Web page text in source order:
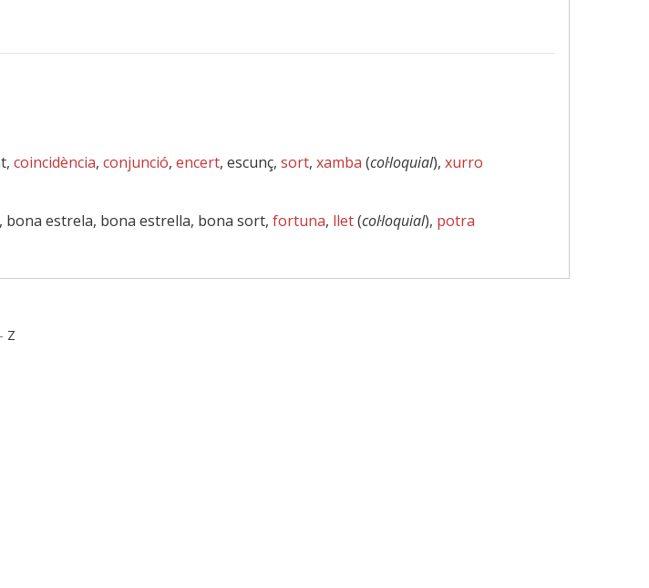
coincidència, conjunció, encert, escunç, sort, xamba (col·loquial), xurro
estrela, bona estrella, bona sort, fortuna, llet(col·loquial), potra
- Z